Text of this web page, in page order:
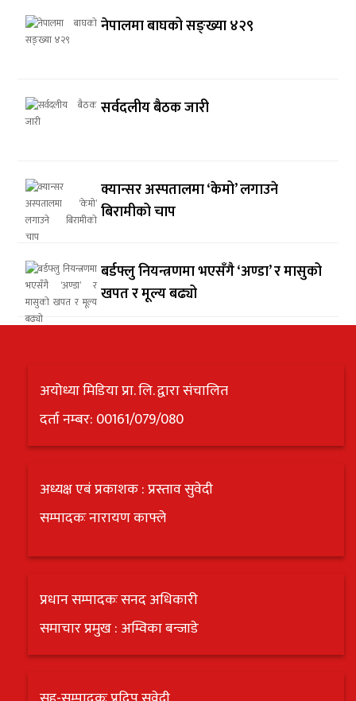
नेपालमा बाघको सङ्ख्या ४२९
सर्वदलीय बैठक जारी
क्यान्सर अस्पतालमा ‘केमो’ लगाउने
बिरामीको चाप
बर्डफ्लु नियन्त्रणमा भएसँगै ‘अण्डा’ र मासुको
खपत र मूल्य बढ्यो
अयोध्या मिडिया प्रा. लि. द्वारा संचालित
दर्ता नम्बर: 00161/079/080
अध्यक्ष एबं प्रकाशक : प्रस्ताव सुवेदी
सम्पादकः नारायण काफ्ले
प्रधान सम्पादकः सनद अधिकारी
समाचार प्रमुख : अम्विका बन्जाडे